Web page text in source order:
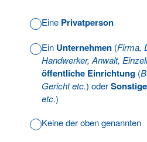
Eine Privatperson
Ein Unternehmen (Firma,
Handwerker, Anwalt,
öffentliche Einrichtung (
Gericht etc.) oder
etc.)
Keine der oben genannten